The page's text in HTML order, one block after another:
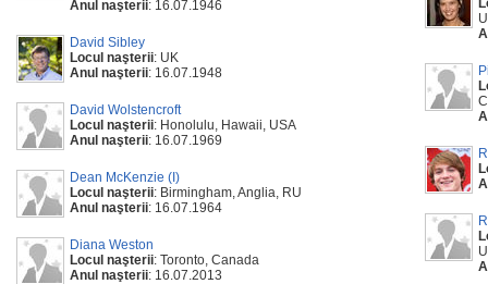
Anul naşterii: 16.07.1946
David Sibley
Locul naşterii: UK
Anul naşterii: 16.07.1948
David Wolstencroft
Locul naşterii: Honolulu, Hawaii, USA
Anul naşterii: 16.07.1969
Dean McKenzie (I)
Locul naşterii: Birmingham, Anglia, RU
Anul naşterii: 16.07.1964
Diana Weston
Locul naşterii: Toronto, Canada
Anul naşterii: 16.07.2013